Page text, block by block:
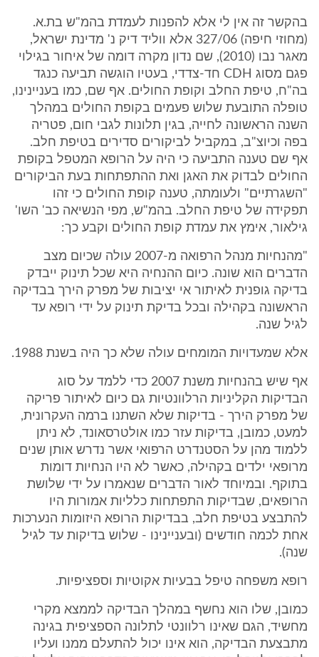
בהקשר זה אין לי אלא להפנות לעמדת בהמ"ש בת.א.
(מחוזי חיפה) 327/06 אלא ווליד דיק נ' מדינת ישראל,
מאגר נבו (2010), שם נדון מקרה דומה של איחור בגילוי
פגם מסוג CDH חד-צדדי, בעטיו הוגשה תביעה כנגד
בה"ח, טיפת החלב וקופת החולים. אף שם, כמו בעניינינו,
טופלה התובעת שלוש פעמים בקופת החולים במהלך
השנה הראשונה לחייה, בגין תלונות לגבי חום, פטריה
בפה וכיוצ"ב, במקביל לביקורים סדירים בטיפת חלב.
אף שם טענה התביעה כי היה על הרופא המטפל בקופת
החולים לבדוק את האגן ואת ההתפתחות בעת הביקורים
"השגרתיים" ולעומתה, טענה קופת החולים כי זהו
תפקידה של טיפת החלב. בהמ"ש, מפי הנשיאה כב' השו'
גילאור, אימץ את עמדת קופת החולים וקבע כך:
"מהנחיות מנהל הרפואה מ-2007 עולה שכיום מצב
הדברים הוא שונה. כיום ההנחיה היא שכל תינוק ייבדק
בדיקה גופנית לאיתור אי יציבות של מפרק הירך בבדיקה
הראשונה בקהילה ובכל בדיקת תינוק על ידי רופא עד
לגיל שנה.
אלא שמעדויות המומחים עולה שלא כך היה בשנת 1988.
אף שיש בהנחיות משנת 2007 כדי ללמד על סוג
הבדיקות הקליניות הרלוונטיות גם כיום לאיתור פריקה
של מפרק הירך - בדיקות שלא השתנו ברמה העקרונית,
למעט, כמובן, בדיקות עזר כמו אולטרסאונד, לא ניתן
ללמוד מהן על הסטנדרט הרפואי אשר נדרש אותן שנים
מרופאי ילדים בקהילה, כאשר לא היו הנחיות דומות
בתוקף. ובמיוחד לאור הדברים שנאמרו על ידי שלושת
הרופאים, שבדיקות התפתחות כלליות אמורות היו
להתבצע בטיפת חלב, בבדיקות הרופא היזומות הנערכות
אחת לכמה חודשים (ובעניינינו - שלוש בדיקות עד לגיל
שנה).
רופא משפחה טיפל בבעיות אקוטיות וספציפיות.
כמובן, שלו הוא נחשף במהלך הבדיקה לממצא מקרי
מחשיד, הגם שאינו רלוונטי לתלונה הספציפית בגינה
מתבצעת הבדיקה, הוא אינו יכול להתעלם ממנו ועליו